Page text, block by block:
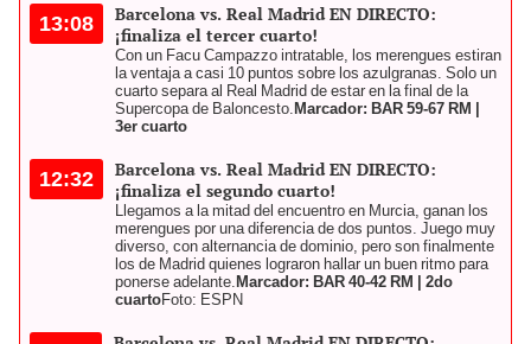
13:08
Barcelona vs. Real Madrid EN DIRECTO:
¡finaliza el tercer cuarto!
Con un Facu Campazzo intratable, los merengues estiran
la ventaja a casi 10 puntos sobre los azulgranas. Solo un
cuarto separa al Real Madrid de estar en la final de la
Supercopa de Baloncesto. Marcador: BAR 59-67 RM |
3er cuarto
12:32
Barcelona vs. Real Madrid EN DIRECTO:
¡finaliza el segundo cuarto!
Llegamos a la mitad del encuentro en Murcia, ganan los
merengues por una diferencia de dos puntos. Juego muy
diverso, con alternancia de dominio, pero son finalmente
los de Madrid quienes lograron hallar un buen ritmo para
ponerse adelante. Marcador: BAR 40-42 RM | 2do
cuartoFoto: ESPN